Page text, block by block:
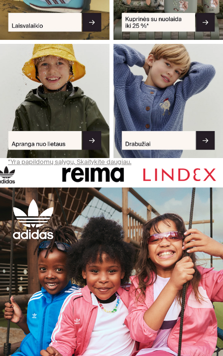
*Yra papildomų sąlygų. Skaitykite daugiau.